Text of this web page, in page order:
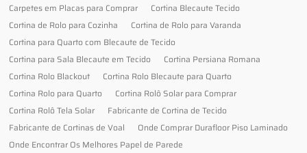
Carpetes em Placas para Comprar
Cortina Blecaute Tecido
Cortina de Rolo para Cozinha
Cortina de Rolo para Varanda
Cortina para Quarto com Blecaute de Tecido
Cortina para Sala Blecaute em Tecido
Cortina Persiana Romana
Cortina Rolo Blackout
Cortina Rolo Blecaute para Quarto
Cortina Rolo para Quarto
Cortina Rolô Solar para Comprar
Cortina Rolô Tela Solar
Fabricante de Cortina de Tecido
Fabricante de Cortinas de Voal
Onde Comprar Durafloor Piso Laminado
Onde Encontrar Os Melhores Papel de Parede